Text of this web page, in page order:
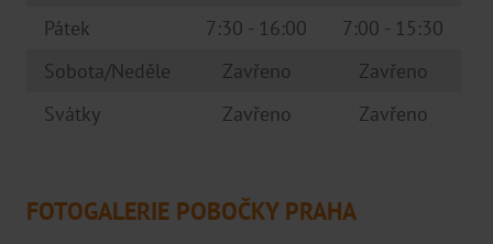
Pátek
7:30 - 16:00
7:00 - 15:30
Sobota/Neděle
Zavřeno
Zavřeno
Svátky
Zavřeno Zavřeno
FOTOGALERIE POBOČKY PRAHA